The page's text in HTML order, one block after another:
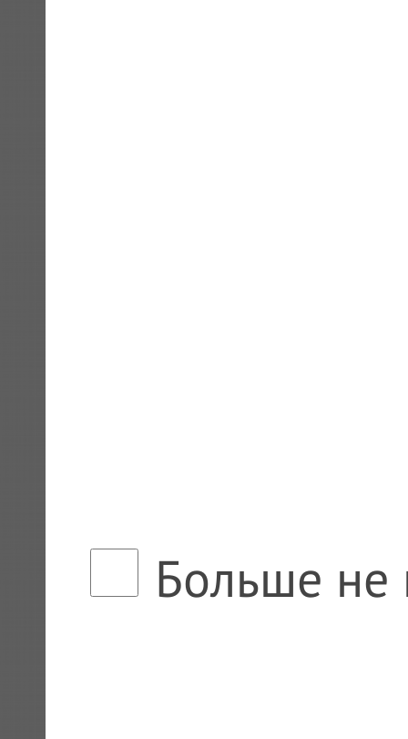
Больше не